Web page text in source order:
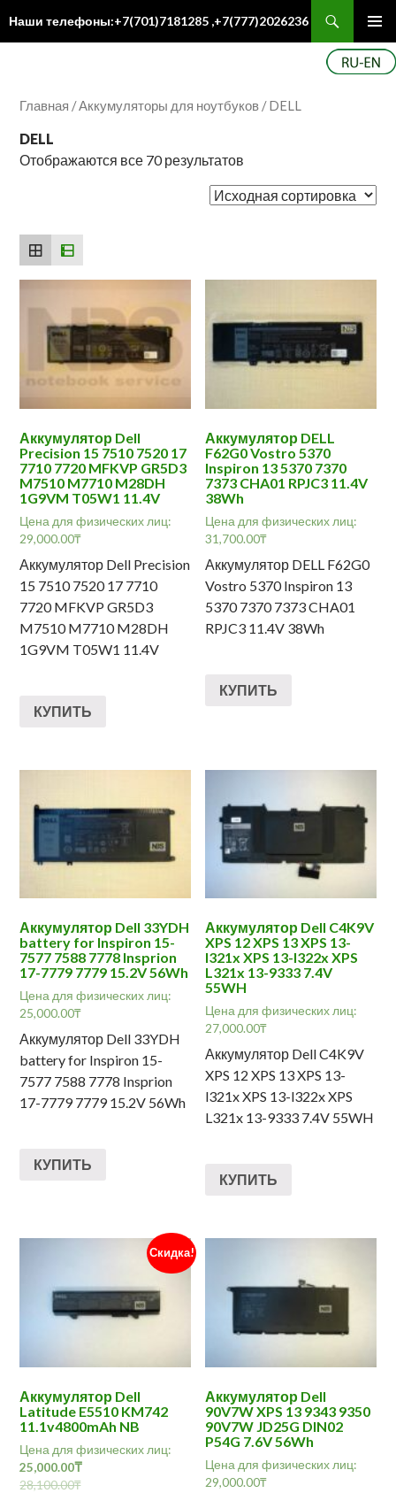
Наши телефоны:+7(701)7181285 ,+7(777)2026236
Главная /Аккумуляторы для ноутбуков / DELL
DELL
Отображаются все 70 результатов
Аккумулятор Dell
Precision 15 7510 7520 17
7710 7720 MFKVP GR5D3
M7510 M7710 M28DH
1G9VM T05W1 11.4V
Цена для физических лиц:
29,000.00₸
Аккумулятор Dell Precision
15 7510 7520 17 7710
7720 MFKVP GR5D3
M7510 M7710 M28DH
1G9VM T05W1 11.4V
КУПИТЬ
Аккумулятор DELL
F62G0 Vostro 5370
Inspiron 13 5370 7370
7373 CHA01 RPJC3 11.4V
38Wh
Цена для физических лиц:
31,700.00₸
Аккумулятор DELL F62G0
Vostro 5370 Inspiron 13
5370 7370 7373 CHA01
RPJC3 11.4V 38Wh
КУПИТЬ
Аккумулятор Dell 33YDH
battery for Inspiron 15-
7577 7588 7778 Insprion
17-7779 7779 15.2V 56Wh
Цена для физических лиц:
25,000.00₸
Аккумулятор Dell 33YDH
battery for Inspiron 15-
7577 7588 7778 Insprion
17-7779 7779 15.2V 56Wh
КУПИТЬ
Аккумулятор Dell C4K9V
XPS 12 XPS 13 XPS 13-
l321x XPS 13-l322x XPS
L321x 13-9333 7.4V
55WH
Цена для физических лиц:
27,000.00₸
Аккумулятор Dell C4K9V
XPS 12 XPS 13 XPS 13-
l321x XPS 13-l322x XPS
L321x 13-9333 7.4V 55WH
КУПИТЬ
Скидка!
Аккумулятор Dell
Latitude E5510 KM742
11.1v4800mAh NB
Цена для физических лиц:
25,000.00₸
28,100.00₸
Аккумулятор Dell
90V7W XPS 13 9343 9350
90V7W JD25G DIN02
P54G 7.6V 56Wh
Цена для физических лиц:
29,000.00₸